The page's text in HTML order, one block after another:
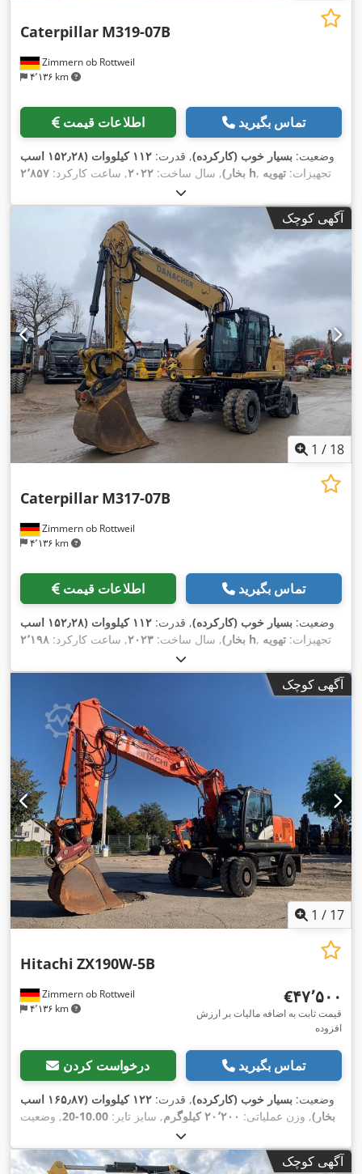
Zimmern ob Rottweil
۴٬۱۳۶ km
Caterpillar M319-07B
اطلاعات قیمت تماس بگیرید
وضعیت: بسیار خوب (کارکرده), قدرت:
۱۱۲ کیلووات (۱۵۲٫۲۸ اسب
بخار), سال ساخت: ۲۰۲۲, ساعت کارکرد: ۲٬۸۵۷ h , تجهیزات: تهویه
آگهی کوچک
1 / 18
Zimmern ob Rottweil
۴٬۱۳۶ km
Caterpillar M317-07B
اطلاعات قیمت تماس بگیرید
وضعیت: بسیار خوب (کارکرده), قدرت:
۱۱۲ کیلووات (۱۵۲٫۲۸ اسب
بخار), سال ساخت: ۲۰۲۳, ساعت کارکرد: ۲٬۱۹۸ h , تجهیزات: تهویه
آگهی کوچک
1 / 17
Zimmern ob Rottweil
۴٬۱۳۶ km
Hitachi ZX190W-5B
‎€۴۷٬۵۰۰
قیمت ثابت به اضافه مالیات بر ارزش
افزوده
درخواست کردن تماس بگیرید
وضعیت: بسیار خوب (کارکرده), قدرت:
۱۲۲ کیلووات (۱۶۵٫۸۷ اسب
بخار), وزن عملیاتی: ۲۰٬۲۰۰ کیلوگرم , سایز تایر: 10.00-20
, وضعیت
, سال ساخت:
تجهیزات:تهویه مطبوع ,
آگهی کوچک